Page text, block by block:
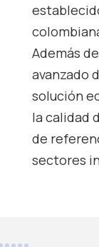
Además
avanzado
solución
la calidad
de
sectores